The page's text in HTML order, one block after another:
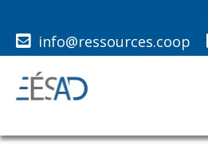
info@ressources.coop